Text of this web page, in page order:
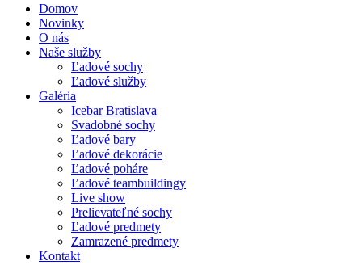
Domov
Novinky
O nás
Naše služby
Ľadové sochy
Ľadové služby
Galéria
Icebar Bratislava
Svadobné sochy
Ľadové bary
Ľadové dekorácie
Ľadové poháre
Ľadové teambuildingy
Live show
Prelievateľné sochy
Ľadové predmety
Zamrazené predmety
Kontakt